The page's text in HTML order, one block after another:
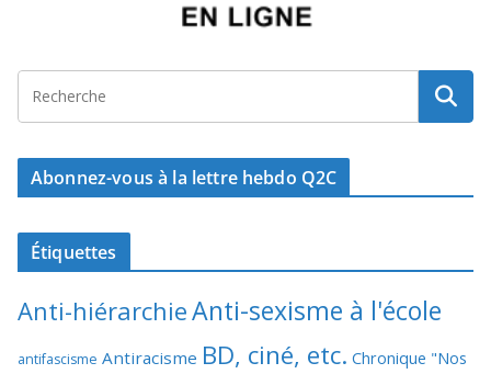
Abonnez-vous à la lettre hebdo Q2C
Étiquettes
Anti-hiérarchieAnti-sexisme à l'école
antifascisme Antiracisme BD, ciné, etc. Chronique "Nos